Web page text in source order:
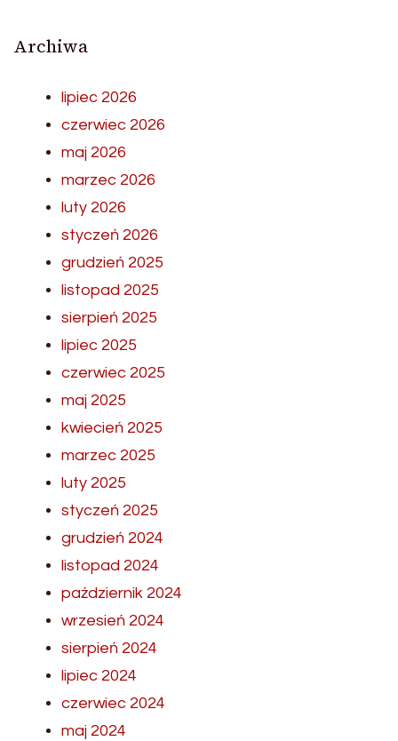
Archiwa
lipiec 2026
czerwiec 2026
maj 2026
marzec 2026
luty 2026
styczeń 2026
grudzień 2025
listopad 2025
sierpień 2025
lipiec 2025
czerwiec 2025
maj 2025
kwiecień 2025
marzec 2025
luty 2025
styczeń 2025
grudzień 2024
listopad 2024
październik 2024
wrzesień 2024
sierpień 2024
lipiec 2024
czerwiec 2024
maj 2024